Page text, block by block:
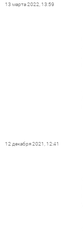
13 марта 2022, 13:59
12 декабря 2021, 12:41